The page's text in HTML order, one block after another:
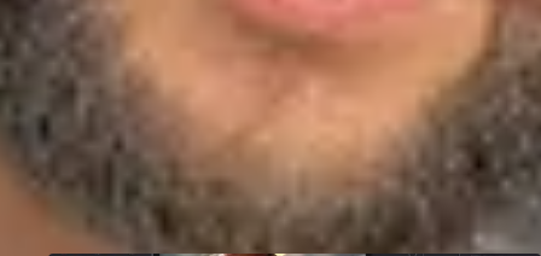
J’ai eu la chance de pouvoir travailler dans un labo d’une société de
post-production et de devenir étalonneur professionnel. Aujourd’hui je
suis étalonneur indépendant et travaille sur des documentaires pour
Canal+, Arte, Paramount+, FranceTV entre autres, mais aussi pour le
cinéma indépendant, et le monde du clip.
Les formations deMaxime